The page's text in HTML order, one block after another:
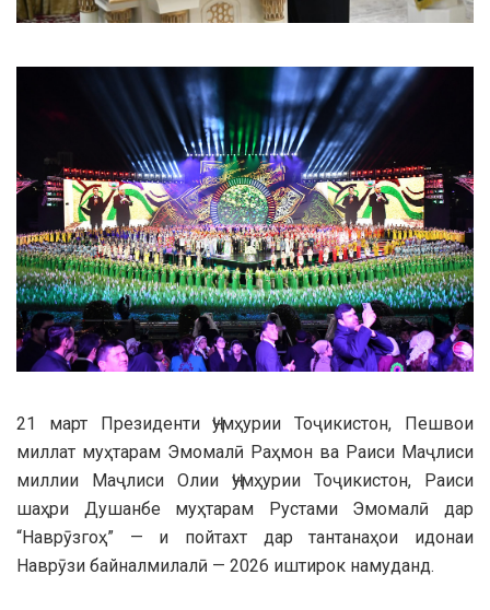
21 март Президенти Ҷумҳурии Тоҷикистон, Пешвои
миллат муҳтарам Эмомалӣ Раҳмон ва Раиси Маҷлиси
миллии Маҷлиси Олии Ҷумҳурии Тоҷикистон, Раиси
шаҳри Душанбе муҳтарам Рустами Эмомалӣ дар
“Наврӯзгоҳ” — и пойтахт дар тантанаҳои идонаи
Наврӯзи байналмилалӣ — 2026 иштирок намуданд.